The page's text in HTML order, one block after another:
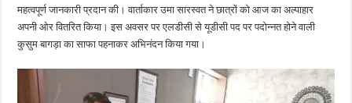
महत्वपूर्ण जानकारी प्रदान की। वार्ताकार उमा सारस्वत ने छात्रों को आज का अल्पाहार
अपनी ओर वितरित किया। इस अवसर पर एलडीसी से यूडीसी पद पर पदोन्नत होने वाली
कुसुम बागड़ा का साफा पहनाकर अभिनंदन किया गया।